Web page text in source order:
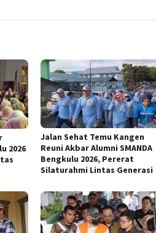
2026
Jalan Sehat Temu Kangen
Reuni Akbar Alumni SMANDA
Bengkulu 2026, Pererat
Silaturahmi Lintas Generasi